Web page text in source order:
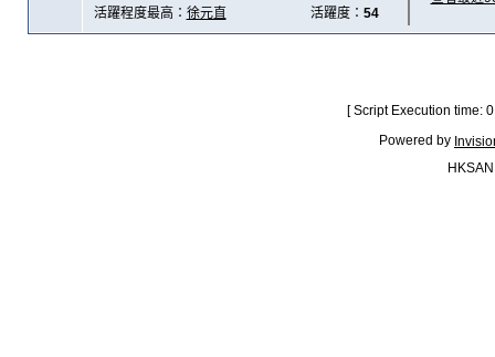
活躍程度最高： 徐元直 活躍度： 54
[ Script Execution time:
Powered by